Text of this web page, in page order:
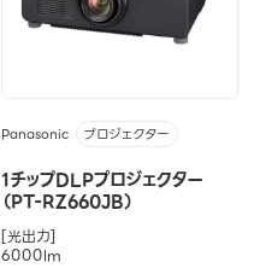
Panasonic プロジェクター
1チップDLPプロジェクター
（PT-RZ660JB）
[光出力]
6000lm